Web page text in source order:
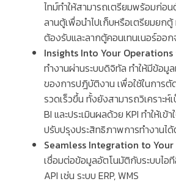
ไทม์ทำให้สามารถเตรียมพร้อมก่อ
ลานตู้เพื่อนำไปเก็บหรือเตรียมยก
ต้องรับและลากตู้คอนเทนเนอร์ออก
Insights Into Your Operations
ทำงานผ่านระบบดิจิทัล ทำให้มีข้อมู
ของการปฎิบัติงาน เพื่อใช้ในการตั
รวดเร็วขึ้น ทั้งยังสามารถวิเคราะห์
BIและประเมินผลด้วย KPIทำให้เข้
ปรับปรุงประสิทธิภาพการทำงานไ
Seamless Integration to
เชื่อมต่อข้อมูลอัตโนมัติกับระบบไอ
APIเช่น ระบบ ERP, WMS